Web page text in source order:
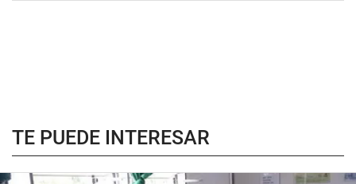
TE PUEDE INTERESAR